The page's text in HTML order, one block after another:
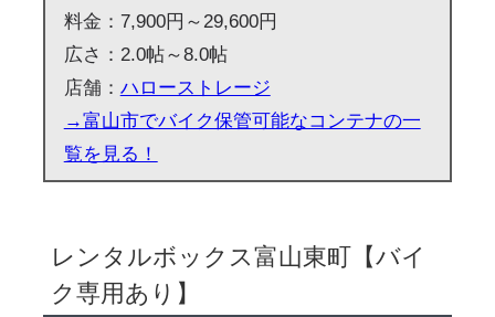
料金：7,900円～29,600円
広さ：2.0帖～8.0帖
店舗： ハローストレージ
→富山市でバイク保管可能なコンテナの一
覧を見る！
レンタルボックス富山東町【バイ
ク専用あり】